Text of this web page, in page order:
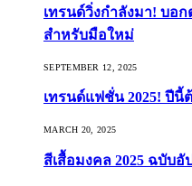
เทรนด์วิ่งกำลังมา! บอ
สำหรับมือใหม่
SEPTEMBER 12, 2025
เทรนด์แฟชั่น 2025! ปีนี้
MARCH 20, 2025
สีเสื้อมงคล 2025 ฉบับอั